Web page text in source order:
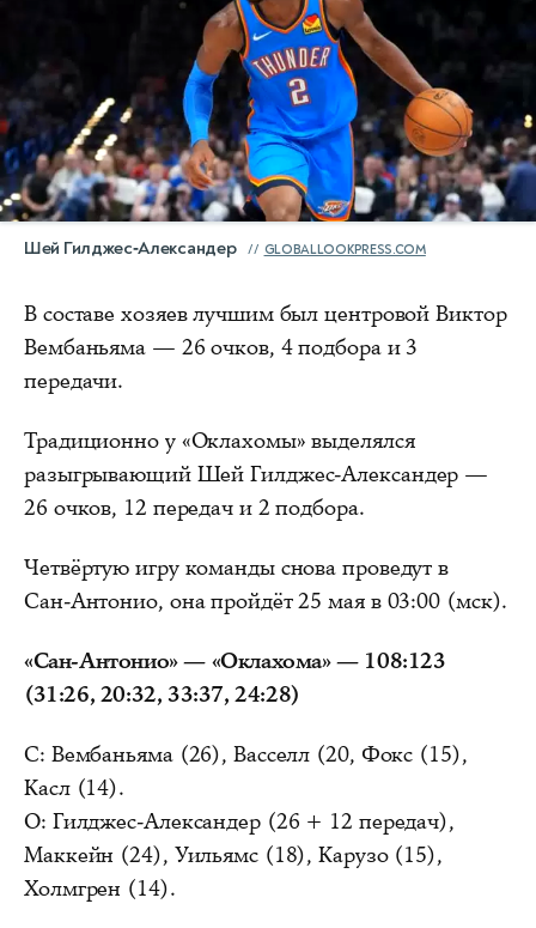
Шей Гилджес‑Александер GLOBALLOOKPRESS.COM
В составе хозяев лучшим был центровой Виктор
Вембаньяма — 26 очков, 4 подбора и 3
передачи.
Традиционно у «Оклахомы» выделялся
разыгрывающий Шей Гилджес‑Александер —
26 очков, 12 передач и 2 подбора.
Четвёртую игру команды снова проведут в
Сан‑Антонио, она пройдёт 25 мая в 03:00 (мск).
«Сан-Антонио» — «Оклахома» — 108:123
(31:26, 20:32, 33:37, 24:28)
С: Вембаньяма (26), Васселл (20, Фокс (15),
Касл (14).
О: Гилджес-Александер (26 + 12 передач),
Маккейн (24), Уильямс (18), Карузо (15),
Холмгрен (14).